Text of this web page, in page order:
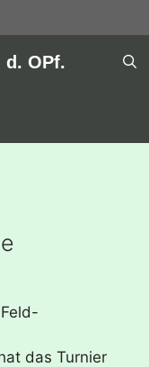
d. OPf.
das Turnier